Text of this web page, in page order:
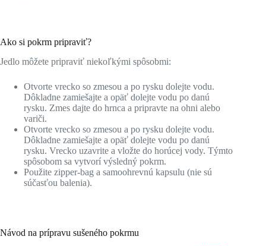
Ako si pokrm pripraviť?
Jedlo môžete pripraviť niekoľkými spôsobmi:
Otvorte vrecko so zmesou a po rysku dolejte vodu.
Dôkladne zamiešajte a opäť dolejte vodu po danú
rysku. Zmes dajte do hrnca a pripravte na ohni alebo
variči.
Otvorte vrecko so zmesou a po rysku dolejte vodu.
Dôkladne zamiešajte a opäť dolejte vodu po danú
rysku. Vrecko uzavrite a vložte do horúcej vody. Týmto
spôsobom sa vytvorí výsledný pokrm.
Použite zipper-bag a samoohrevnú kapsulu (nie sú
súčasťou balenia).
Návod na prípravu sušeného pokrmu